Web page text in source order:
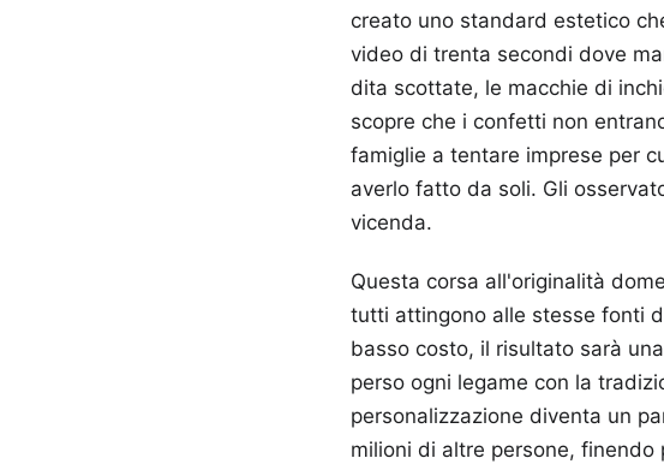
creato uno standard estetico
video di trenta secondi dove
dita scottate, le macchie di
scopre che i confetti non
famiglie a tentare imprese per
averlo fatto da soli. Gli
vicenda.
Questa corsa all'originalità
tutti attingono alle stesse fonti
basso costo, il risultato sarà
perso ogni legame con la
personalizzazione diventa un
milioni di altre persone,